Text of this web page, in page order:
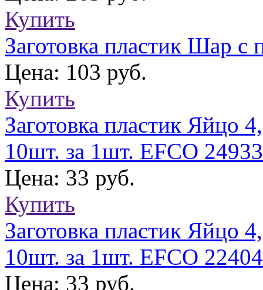
Купить
Заготовка пластик Шар
Цена: 103 руб.
Купить
Заготовка пластик Яйцо
10шт. за 1шт. EFCO
Цена: 33 руб.
Купить
Заготовка пластик Яйцо
10шт. за 1шт. EFCO
Цена: 33 руб.